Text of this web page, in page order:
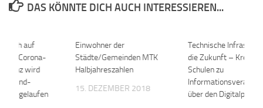
DAS KÖNNTE DICH AUCH INTERESSIEREN...
Einwohner der
Städte/Gemeinden MTK
Halbjahreszahlen
15. DEZEMBER 2018
Technische
die Zukunft – Kreis
Schulen zu
über den Digitalpakt
sich auf
– Corona-
wird
angelaufen